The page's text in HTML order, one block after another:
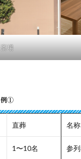
斎場
例①
直葬
1〜10名
名称
参